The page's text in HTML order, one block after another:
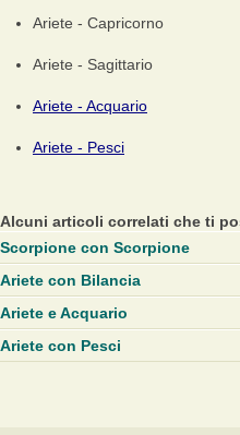
Ariete - Capricorno
Ariete - Sagittario
Ariete - Acquario
Ariete - Pesci
Alcuni articoli correlati che ti
Scorpione con Scorpione
Ariete con Bilancia
Ariete e Acquario
Ariete con Pesci